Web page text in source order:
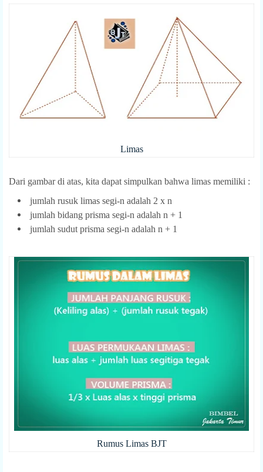
Limas
Dari gambar di atas, kita dapat simpulkan bahwa limas memiliki :
jumlah rusuk limas segi-n adalah 2 x n
jumlah bidang prisma segi-n adalah n + 1
jumlah sudut prisma segi-n adalah n + 1
Rumus Limas BJT